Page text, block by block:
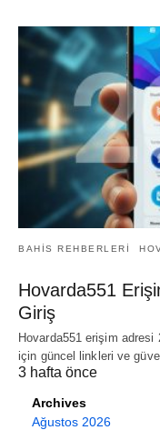
BAHIS REHBERLERI
Hovarda551
Giriş
Hovarda551 erişim adresi
için güncel linkleri ve
3 hafta önce
Archives
Ağustos 2026